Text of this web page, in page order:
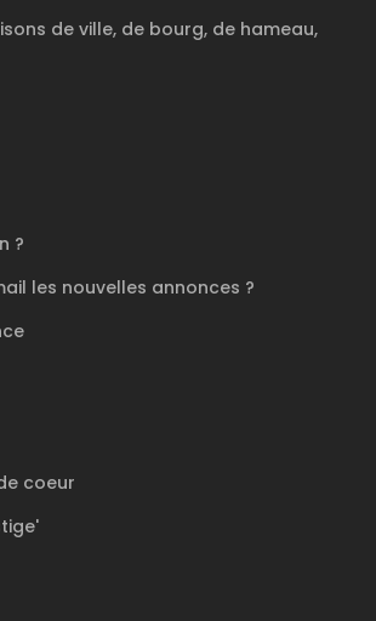
de ville, de bourg, de hameau,
?
les nouvelles annonces ?
coeur